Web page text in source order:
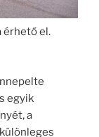
érhető el.
egyik
a